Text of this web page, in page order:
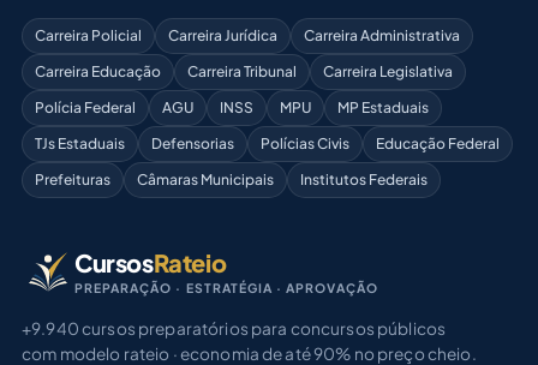
Carreira Policial Carreira Jurídica
Carreira Administrativa
Carreira Educação
Carreira Tribunal
Carreira Legislativa
Polícia Federal
AGU INSS MPU
MP Estaduais
TJs Estaduais
Defensorias Polícias Civis
Educação Federal
Prefeituras
Câmaras Municipais Institutos Federais
CursosRateio
PREPARAÇÃO · ESTRATÉGIA · APROVAÇÃO
+9.940 cursos preparatórios para concursos públicos
com modelo rateio · economia de até 90% no preço cheio.